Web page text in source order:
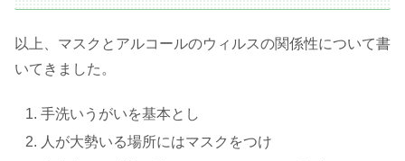
以上、マスクとアルコールのウィルスの関係性について書
いてきました。
手洗いうがいを基本とし
人が大勢いる場所にはマスクをつけ